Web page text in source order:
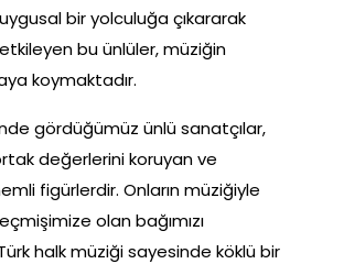
bir yolculuğa çıkararak
bu ünlüler, müziğin
koymaktadır.
gördüğümüz ünlü sanatçılar,
değerlerini koruyan ve
figürlerdir. Onların müziğiyle
olan bağımızı
halk müziği sayesinde köklü bir